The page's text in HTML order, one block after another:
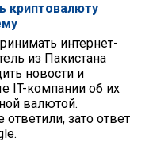
криптовалюту
интернет-
из Пакистана
новости и
IT-компании об их
валютой.
зато ответ